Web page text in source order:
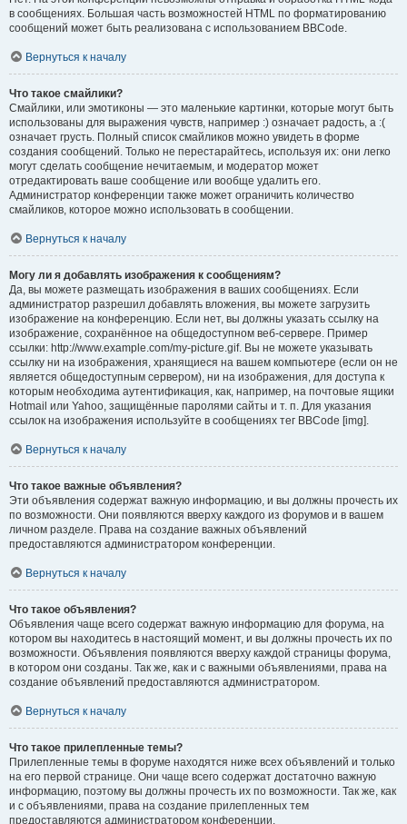
в сообщениях. Большая часть возможностей HTML по форматированию
сообщений может быть реализована с использованием BBCode.
Вернуться к началу
Что такое смайлики?
Смайлики, или эмотиконы — это маленькие картинки, которые могут быть
использованы для выражения чувств, например :) означает радость, а :(
означает грусть. Полный список смайликов можно увидеть в форме
создания сообщений. Только не перестарайтесь, используя их: они легко
могут сделать сообщение нечитаемым, и модератор может
отредактировать ваше сообщение или вообще удалить его.
Администратор конференции также может ограничить количество
смайликов, которое можно использовать в сообщении.
Вернуться к началу
Могу ли я добавлять изображения к сообщениям?
Да, вы можете размещать изображения в ваших сообщениях. Если
администратор разрешил добавлять вложения, вы можете загрузить
изображение на конференцию. Если нет, вы должны указать ссылку на
изображение, сохранённое на общедоступном веб-сервере. Пример
ссылки: http://www.example.com/my-picture.gif. Вы не можете указывать
ссылку ни на изображения, хранящиеся на вашем компьютере (если он не
является общедоступным сервером), ни на изображения, для доступа к
которым необходима аутентификация, как, например, на почтовые ящики
Hotmail или Yahoo, защищённые паролями сайты и т. п. Для указания
ссылок на изображения используйте в сообщениях тег BBCode [img].
Вернуться к началу
Что такое важные объявления?
Эти объявления содержат важную информацию, и вы должны прочесть их
по возможности. Они появляются вверху каждого из форумов и в вашем
личном разделе. Права на создание важных объявлений
предоставляются администратором конференции.
Вернуться к началу
Что такое объявления?
Объявления чаще всего содержат важную информацию для форума, на
котором вы находитесь в настоящий момент, и вы должны прочесть их по
возможности. Объявления появляются вверху каждой страницы форума,
в котором они созданы. Так же, как и с важными объявлениями, права на
создание объявлений предоставляются администратором.
Вернуться к началу
Что такое прилепленные темы?
Прилепленные темы в форуме находятся ниже всех объявлений и только
на его первой странице. Они чаще всего содержат достаточно важную
информацию, поэтому вы должны прочесть их по возможности. Так же, как
и с объявлениями, права на создание прилепленных тем
предоставляются администратором конференции.